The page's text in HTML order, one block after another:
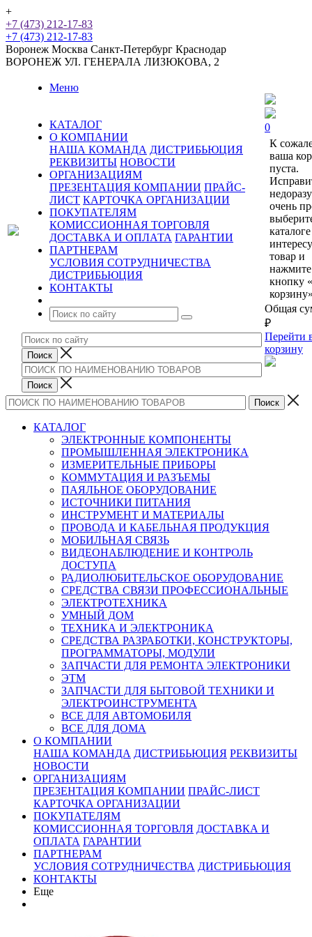
+
+7 (473) 212-17-83
+7 (473) 212-17-83
Воронеж Москва Санкт-Петербург Краснодар
ВОРОНЕЖ УЛ. ГЕНЕРАЛА ЛИЗЮКОВА, 2
Меню
КАТАЛОГ
О КОМПАНИИ
НАША КОМАНДА ДИСТРИБЬЮЦИЯ
РЕКВИЗИТЫ НОВОСТИ
ОРГАНИЗАЦИЯМ
ПРЕЗЕНТАЦИЯ КОМПАНИИ ПРАЙС-
ЛИСТ КАРТОЧКА ОРГАНИЗАЦИИ
ПОКУПАТЕЛЯМ
КОМИССИОННАЯ ТОРГОВЛЯ
ДОСТАВКА И ОПЛАТА ГАРАНТИИ
ПАРТНЕРАМ
УСЛОВИЯ СОТРУДНИЧЕСТВА
ДИСТРИБЬЮЦИЯ
КОНТАКТЫ
0
К
ваша
пуста.
очень
каталоге
товар и
нажмите
кнопку
Общая
₽
Перейти
корзину
КАТАЛОГ
ЭЛЕКТРОННЫЕ КОМПОНЕНТЫ
ПРОМЫШЛЕННАЯ ЭЛЕКТРОНИКА
ИЗМЕРИТЕЛЬНЫЕ ПРИБОРЫ
КОММУТАЦИЯ И РАЗЪЕМЫ
ПАЯЛЬНОЕ ОБОРУДОВАНИЕ
ИСТОЧНИКИ ПИТАНИЯ
ИНСТРУМЕНТ И МАТЕРИАЛЫ
ПРОВОДА И КАБЕЛЬНАЯ ПРОДУКЦИЯ
МОБИЛЬНАЯ СВЯЗЬ
ВИДЕОНАБЛЮДЕНИЕ И КОНТРОЛЬ
ДОСТУПА
РАДИОЛЮБИТЕЛЬСКОЕ ОБОРУДОВАНИЕ
СРЕДСТВА СВЯЗИ ПРОФЕССИОНАЛЬНЫЕ
ЭЛЕКТРОТЕХНИКА
УМНЫЙ ДОМ
ТЕХНИКА И ЭЛЕКТРОНИКА
СРЕДСТВА РАЗРАБОТКИ, КОНСТРУКТОРЫ,
ПРОГРАММАТОРЫ, МОДУЛИ
ЗАПЧАСТИ ДЛЯ РЕМОНТА ЭЛЕКТРОНИКИ
ЭТМ
ЗАПЧАСТИ ДЛЯ БЫТОВОЙ ТЕХНИКИ И
ЭЛЕКТРОИНСТРУМЕНТА
ВСЕ ДЛЯ АВТОМОБИЛЯ
ВСЕ ДЛЯ ДОМА
О КОМПАНИИ
НАША КОМАНДА ДИСТРИБЬЮЦИЯ РЕКВИЗИТЫ
НОВОСТИ
ОРГАНИЗАЦИЯМ
ПРЕЗЕНТАЦИЯ КОМПАНИИ ПРАЙС-ЛИСТ
КАРТОЧКА ОРГАНИЗАЦИИ
ПОКУПАТЕЛЯМ
КОМИССИОННАЯ ТОРГОВЛЯ ДОСТАВКА И
ОПЛАТА ГАРАНТИИ
ПАРТНЕРАМ
УСЛОВИЯ СОТРУДНИЧЕСТВА ДИСТРИБЬЮЦИЯ
КОНТАКТЫ
Еще